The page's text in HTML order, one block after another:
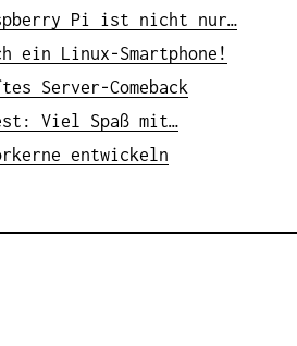
Pi ist nicht nur…
ein Linux-Smartphone!
Server-Comeback
Viel Spaß mit…
entwickeln